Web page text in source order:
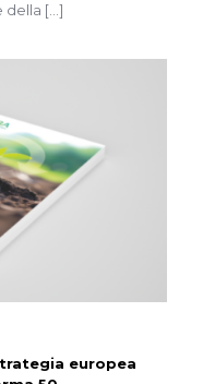
della […]
europea